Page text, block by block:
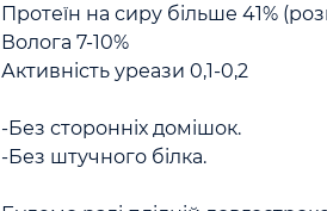
Протеїн на сиру більше 41%
Волога 7-10%
Активність уреази 0,1-0,2
-Без сторонніх домішок.
-Без штучного білка.